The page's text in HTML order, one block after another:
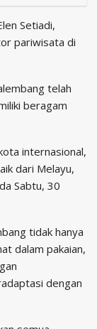
Setiadi,
pariwisata di
telah
beragam
internasional,
dari Melayu,
Sabtu, 30
tidak hanya
dalam pakaian,
dengan